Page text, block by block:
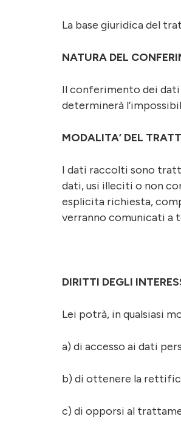
La base giuridica del
NATURA DEL
Il conferimento dei
determinerà
MODALITA’ DEL
I dati raccolti sono
dati, usi illeciti o non
esplicita richiesta,
verranno comunicati a
DIRITTI DEGLI
Lei potrà, in qualsiasi
a) di accesso ai dati
b) di ottenere la
c) di opporsi al